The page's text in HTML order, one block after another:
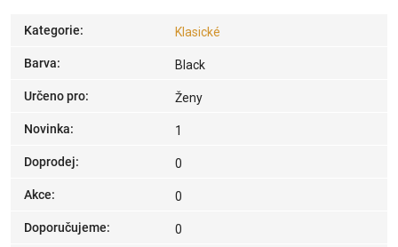
Kategorie: Klasické
Barva: Black
Určeno pro: Ženy
Novinka: 1
Doprodej: 0
Akce: 0
Doporučujeme: 0